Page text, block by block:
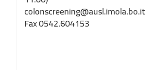
colonscreening@ausl.imola.bo.it
Fax 0542.604153